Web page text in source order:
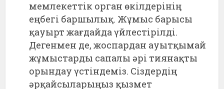
мемлекеттік орган өкілдерінің
еңбегі баршылық. Жұмыс барысы
қауырт жағдайда үйлестірілді.
Дегенмен де, жоспардан ауытқымай
жұмыстарды сапалы әрі тиянақты
орындау үстіндеміз. Сіздердің
әрқайсыларыңыз қызмет